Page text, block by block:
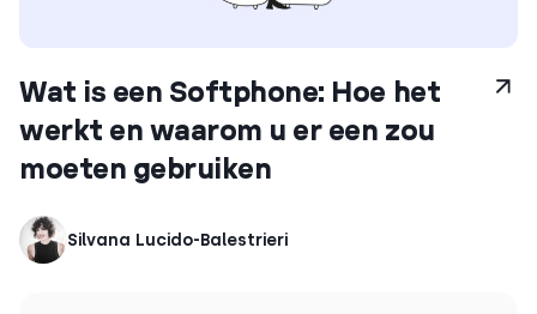
Wat is een Softphone: Hoe het
werkt en waarom u er een zou
moeten gebruiken
Silvana Lucido-Balestrieri